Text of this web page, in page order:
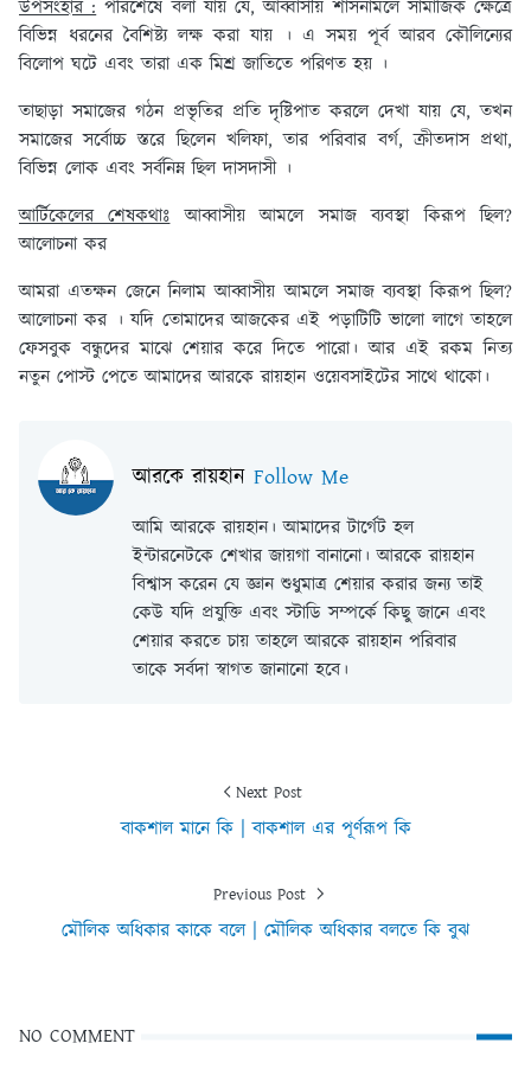
উপসংহার :পরিশেষে বলা যায় যে, আব্বাসীয় শাসনামলে সামাজিক ক্ষেত্রে
বিভিন্ন ধরনের বৈশিষ্ট্য লক্ষ করা যায় । এ সময় পূর্ব আরব কৌলিন্যের
বিলোপ ঘটে এবং তারা এক মিশ্র জাতিতে পরিণত হয় ।
তাছাড়া সমাজের গঠন প্রভৃতির প্রতি দৃষ্টিপাত করলে দেখা যায় যে, তখন
সমাজের সর্বোচ্চ স্তরে ছিলেন খলিফা, তার পরিবার বর্গ, ক্রীতদাস প্রথা,
বিভিন্ন লোক এবং সর্বনিম্ন ছিল দাসদাসী ।
আর্টিকেলের শেষকথাঃআব্বাসীয় আমলে সমাজ ব্যবস্থা কিরূপ ছিল?
আলোচনা কর
আমরা এতক্ষন জেনে নিলাম আব্বাসীয় আমলে সমাজ ব্যবস্থা কিরূপ ছিল?
আলোচনা কর । যদি তোমাদের আজকের এই পড়াটিটি ভালো লাগে তাহলে
ফেসবুক বন্ধুদের মাঝে শেয়ার করে দিতে পারো। আর এই রকম নিত্য
নতুন পোস্ট পেতে আমাদের আরকে রায়হান ওয়েবসাইটের সাথে থাকো।
আরকে রায়হান Follow Me
আমি আরকে রায়হান। আমাদের টার্গেট হল
ইন্টারনেটকে শেখার জায়গা বানানো। আরকে রায়হান
বিশ্বাস করেন যে জ্ঞান শুধুমাত্র শেয়ার করার জন্য তাই
কেউ যদি প্রযুক্তি এবং স্টাডি সম্পর্কে কিছু জানে এবং
শেয়ার করতে চায় তাহলে আরকে রায়হান পরিবার
তাকে সর্বদা স্বাগত জানানো হবে।
Next Post
বাকশাল মানে কি | বাকশাল এর পূর্ণরূপ কি
Previous Post
মৌলিক অধিকার কাকে বলে | মৌলিক অধিকার বলতে কি বুঝ
NO COMMENT